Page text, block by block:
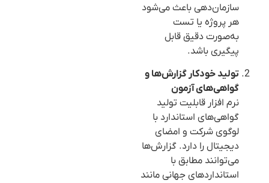
سازمان‌دهی باعث می‌شود
هر پروژه یا تست
به‌صورت دقیق قابل
پیگیری باشد.
تولید خودکار گزارش‌ها و
گواهی‌های آزمون
نرم افزار قابلیت تولید
گواهی‌های استاندارد با
لوگوی شرکت و امضای
دیجیتال را دارد. گزارش‌ها
می‌توانند مطابق با
استانداردهای جهانی مانند